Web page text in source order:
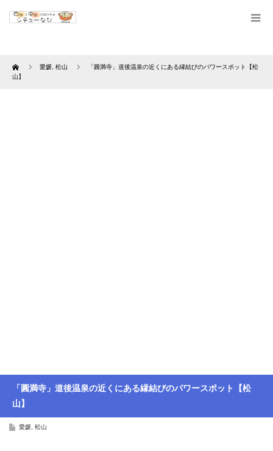
Home 愛媛 松山
「圓満寺」道後温泉の近くにある縁結びのパワースポット【松
山】
「圓満寺」道後温泉の近くにある縁結びのパワースポット【松
山】
愛媛 松山